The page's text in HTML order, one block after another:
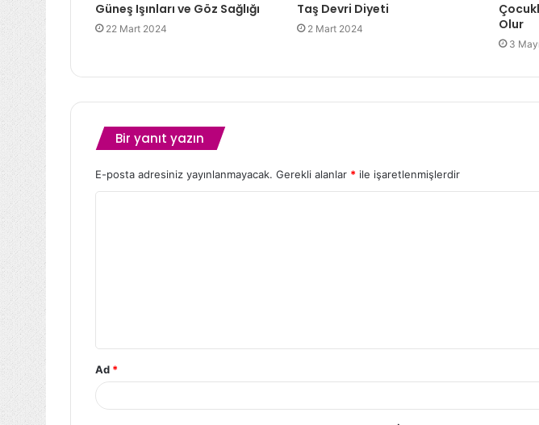
Güneş Işınları ve Göz Sağlığı
22 Mart 2024
Taş Devri Diyeti
2 Mart 2024
Olur
3
Bir yanıt yazın
E-posta adresiniz yayınlanmayacak. Gerekli alanlar * ile işaretlenmişlerdir
Ad *